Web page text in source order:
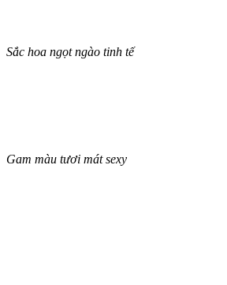
Sắc hoa ngọt ngào tinh tế
Gam màu tươi mát sexy